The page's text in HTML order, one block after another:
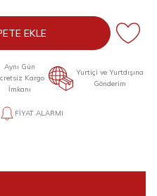
EKLE
Aynı Gün
Kargo
İmkanı
Yurtiçi ve Yurtdışına
Gönderim
FIYAT ALARMI